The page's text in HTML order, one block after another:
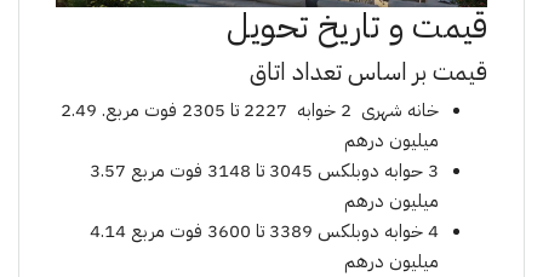
قیمت و تاریخ تحویل
قیمت بر اساس تعداد اتاق
خانه شهری 2 خوابه 2227 تا 2305 فوت مربع. 2.49
میلیون درهم
3 حوابه دوبلکس 3045 تا 3148 فوت مربع 3.57
میلیون درهم
4 خوابه دوبلکس 3389 تا 3600 فوت مربع 4.14
میلیون درهم